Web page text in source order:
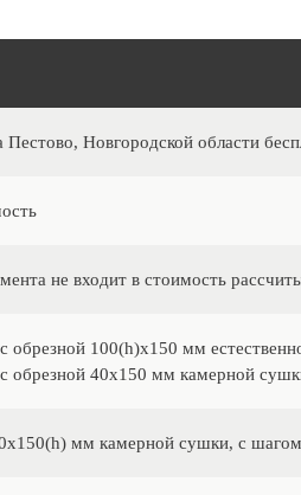
Новгородской области
не входит в стоимость
обрезной 100(h)х150 мм
обрезной 40х150 мм камерной
мм камерной сушки, с